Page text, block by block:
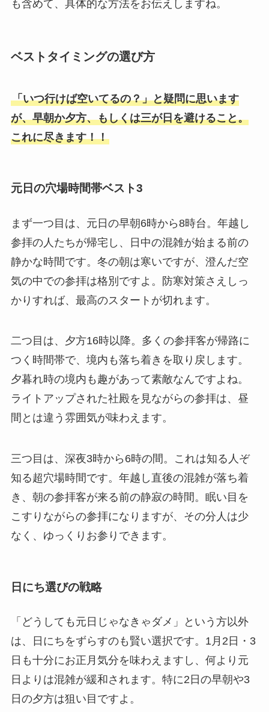
も含めて、具体的な方法をお伝えしますね。
ベストタイミングの選び方
「いつ行けば空いてるの？」と疑問に思います
が、早朝か夕方、もしくは三が日を避けること。
これに尽きます！！
元日の穴場時間帯ベスト3
まず一つ目は、元日の早朝6時から8時台。年越し
参拝の人たちが帰宅し、日中の混雑が始まる前の
静かな時間です。冬の朝は寒いですが、澄んだ空
気の中での参拝は格別ですよ。防寒対策さえしっ
かりすれば、最高のスタートが切れます。
二つ目は、夕方16時以降。多くの参拝客が帰路に
つく時間帯で、境内も落ち着きを取り戻します。
夕暮れ時の境内も趣があって素敵なんですよね。
ライトアップされた社殿を見ながらの参拝は、昼
間とは違う雰囲気が味わえます。
三つ目は、深夜3時から6時の間。これは知る人ぞ
知る超穴場時間です。年越し直後の混雑が落ち着
き、朝の参拝客が来る前の静寂の時間。眠い目を
こすりながらの参拝になりますが、その分人は少
なく、ゆっくりお参りできます。
日にち選びの戦略
「どうしても元日じゃなきゃダメ」という方以外
は、日にちをずらすのも賢い選択です。1月2日・3
日も十分にお正月気分を味わえますし、何より元
日よりは混雑が緩和されます。特に2日の早朝や3
日の夕方は狙い目ですよ。